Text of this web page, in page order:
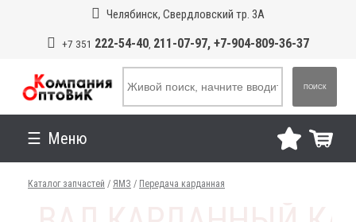
Челябинск, Свердловский тр. 3А
+7 351 222-54-40, 211-07-97, +7-904-809-36-37
ПОИСК
Меню
Каталог запчастей / ЯМЗ / Передача карданная